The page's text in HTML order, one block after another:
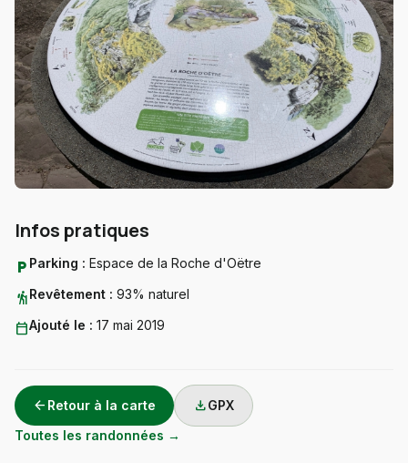
Infos pratiques
local_parking Parking : Espace de la Roche d'Oëtre
hikingRevêtement : 93% naturel
calendar_todayAjouté le : 17 mai 2019
arrow_back Retour à la carte downloadGPX
Toutes les randonnées →